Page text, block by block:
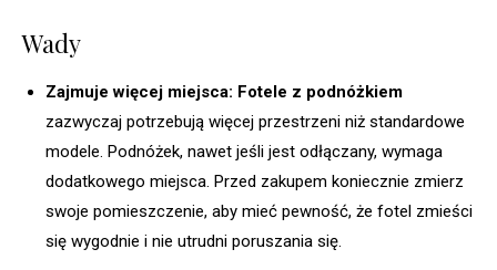
Wady
Zajmuje więcej miejsca: Fotele z podnóżkiem
zazwyczaj potrzebują więcej przestrzeni niż standardowe
modele. Podnóżek, nawet jeśli jest odłączany, wymaga
dodatkowego miejsca. Przed zakupem koniecznie zmierz
swoje pomieszczenie, aby mieć pewność, że fotel zmieści
się wygodnie i nie utrudni poruszania się.